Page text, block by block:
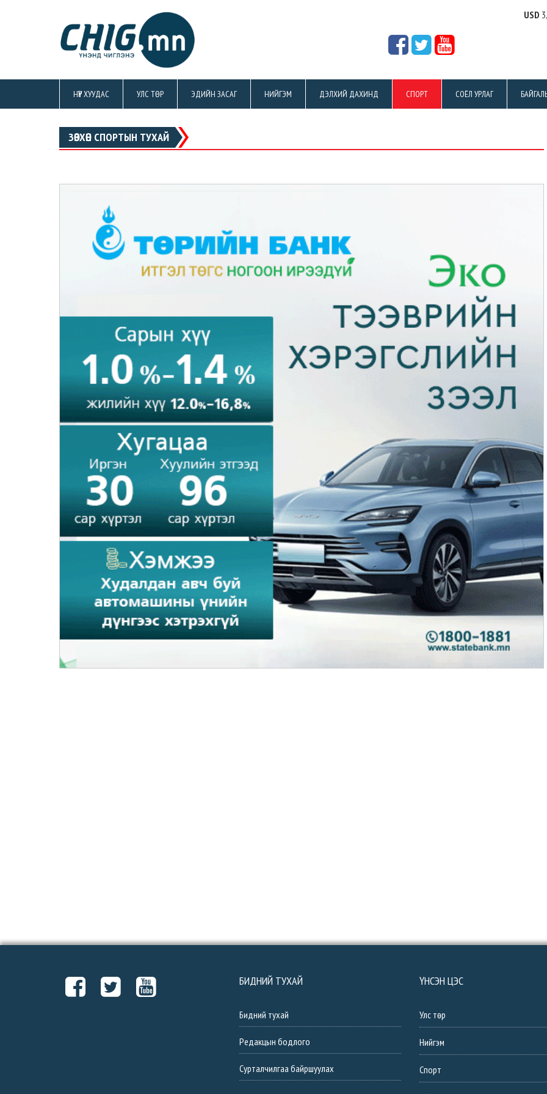
USD
НҮҮР ХУУДАС УЛС ТӨР ЭДИЙН ЗАСАГ НИЙГЭМ ДЭЛХИЙ ДАХИНД СПОРТ СОЁЛ УРЛАГ
ЗӨВХӨН СПОРТЫН ТУХАЙ
БИДНИЙ ТУХАЙ
Бидний тухай
Редакцын бодлого
Сурталчилгаа байршуулах
ҮНСЭН ЦЭС
Улс төр
Нийгэм
Спорт